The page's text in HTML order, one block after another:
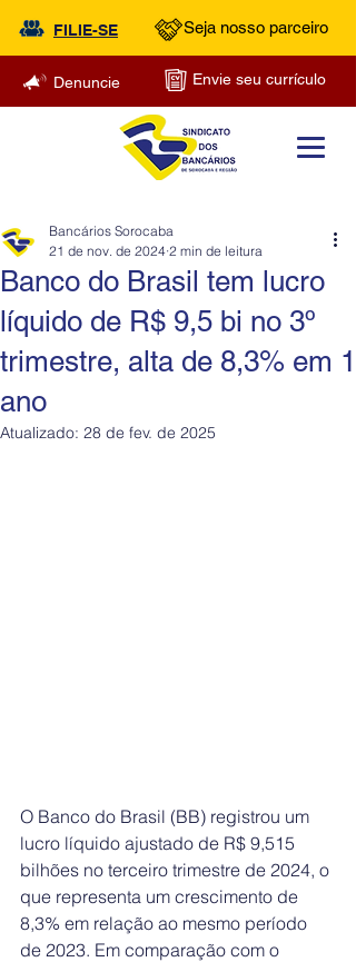
FILIE-SE Seja nosso parceiro
Denuncie Envie seu currículo
Banco do Brasil tem lucro
líquido de R$ 9,5 bi no 3º
trimestre, alta de 8,3% em 1
ano
Bancários Sorocaba
21 de nov. de 2024 2 min de leitura
Atualizado: 28 de fev. de 2025
O Banco do Brasil (BB) registrou um
lucro líquido ajustado de R$ 9,515
bilhões no terceiro trimestre de 2024, o
que representa um crescimento de
8,3% em relação ao mesmo período
de 2023. Em comparação com o